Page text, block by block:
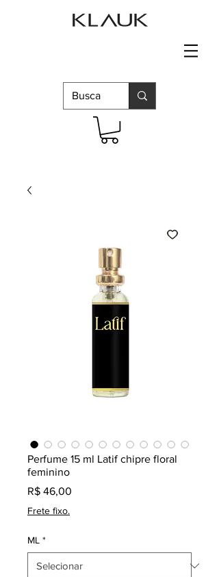
Perfume 15 ml Latif chipre floral
feminino
R$ 46,00
Frete fixo.
ML *